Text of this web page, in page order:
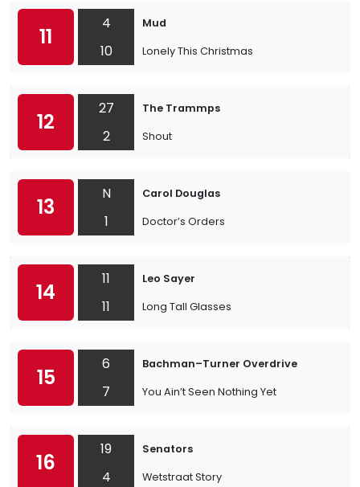
11
4
10
Mud
Lonely This Christmas
12
27
2
The Trammps
Shout
13
N
1
Carol Douglas
Doctor’s Orders
14
11
11
Leo Sayer
Long Tall Glasses
15
6
7
Bachman–Turner Overdrive
You Ain’t Seen Nothing Yet
16
19
4
Senators
Wetstraat Story